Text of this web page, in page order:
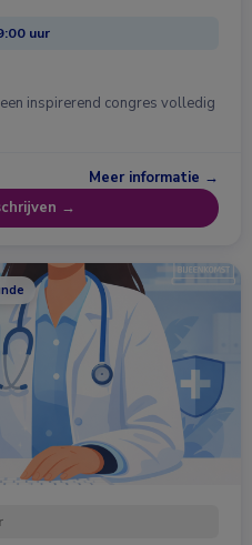
uur
inspirerend congres volledig
Meer informatie →
→